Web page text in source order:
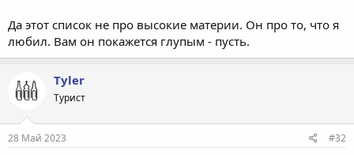
Да этот список не про высокие материи. Он про то, что я
любил. Вам он покажется глупым - пусть.
Tyler
Турист
28 Май 2023 #32